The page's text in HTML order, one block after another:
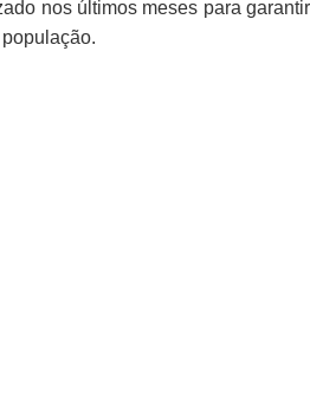
nos últimos meses para garantir